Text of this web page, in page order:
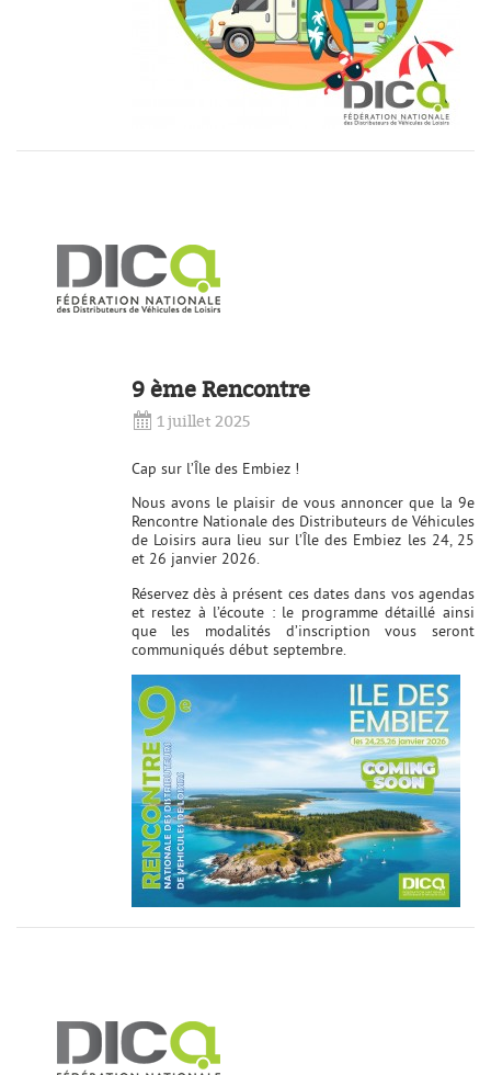
9 ème Rencontre
1 juillet 2025
Cap sur l’Île des Embiez !
Nous avons le plaisir de vous annoncer que la 9e
Rencontre Nationale des Distributeurs de Véhicules
de Loisirs aura lieu sur l’Île des Embiez les 24, 25
et 26 janvier 2026.
Réservez dès à présent ces dates dans vos agendas
et restez à l’écoute : le programme détaillé ainsi
que les modalités d’inscription vous seront
communiqués début septembre.